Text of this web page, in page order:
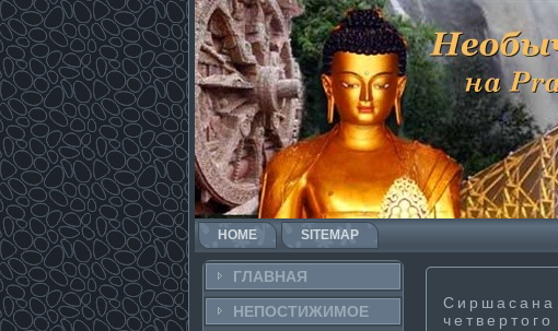
HOME SITEMAP
ГЛАВНАЯ
НЕПОСТИ­ЖИМОЕ
Сиршасана